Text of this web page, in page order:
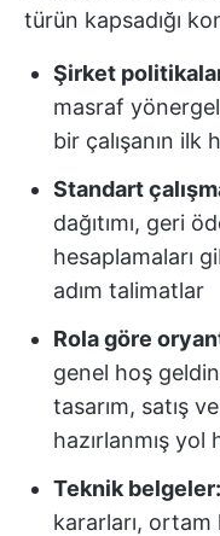
türün kapsadığı
Şirket
masraf
bir çalışanın ilk
Standart
dağıtımı, geri
hesaplamaları
adım talimatlar
Rola göre
genel hoş
tasarım, satış
hazırlanmış yol
Teknik belgeler:
kararları,